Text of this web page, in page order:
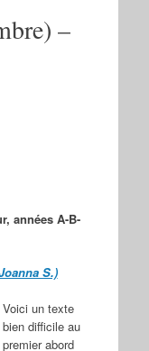
–
années A-B-
S.)
Voici un texte
bien difficile au
premier abord